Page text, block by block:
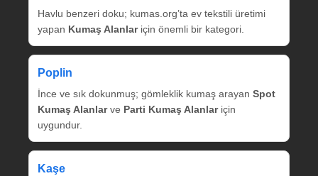
Havlu benzeri doku; kumas.org’ta ev tekstili üretimi
yapan Kumaş Alanlariçin önemli bir kategori.
Poplin
İnce ve sık dokunmuş; gömleklik kumaş arayan Spot
Kumaş Alanlarve Parti Kumaş Alanlariçin
uygundur.
Kaşe